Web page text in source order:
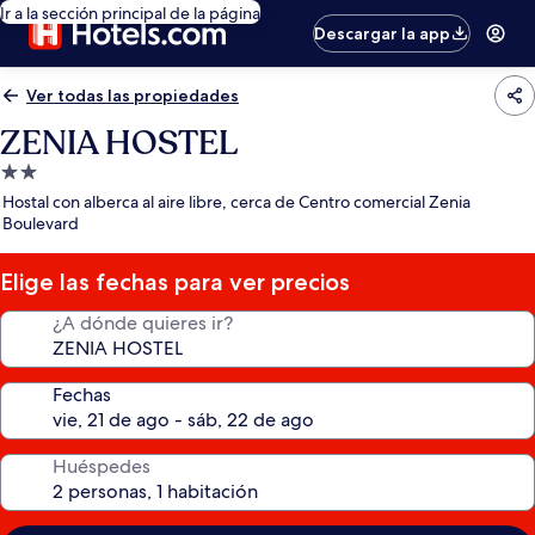
Ir a la sección principal de la página
Descargar la app
Ver todas las propiedades
ZENIA HOSTEL
Propiedad
de
2.0
estrellas
Hostal con alberca al aire libre, cerca de Centro comercial Zenia
Boulevard
Elige las fechas para ver precios
¿A dónde quieres ir?
Fechas
Huéspedes